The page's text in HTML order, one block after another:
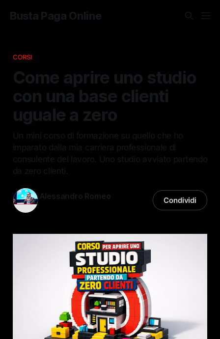
Busta Paga Online
CORSI
Come aprire uno studio
con una base clienti
uguale a zero
Un mini corso di formazione su quello che ho
imparato dalla mia carriera professionale di
consulente del lavoro. Uno studio avviato partendo
da zero clienti.
Alessandro Romeo Condividi